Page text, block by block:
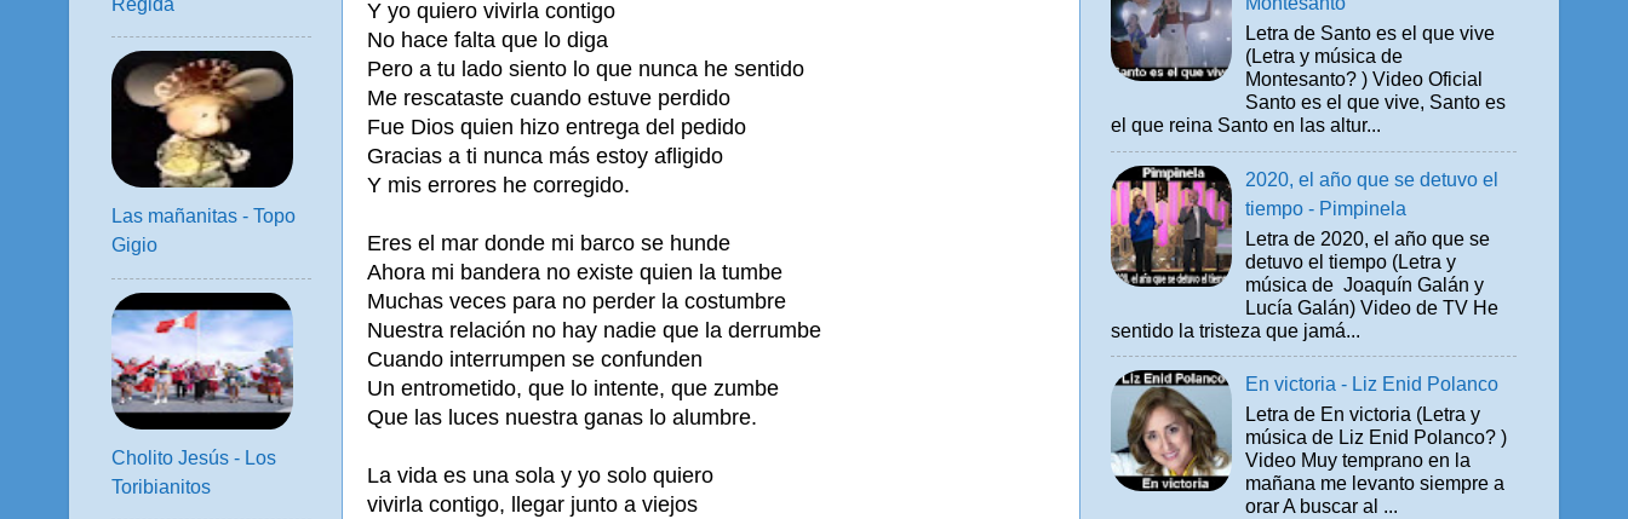
Y yo quiero vivirla contigo
No hace falta que lo diga
Pero a tu lado siento lo que nunca he sentido
Me rescataste cuando estuve perdido
Fue Dios quien hizo entrega del pedido
Gracias a ti nunca más estoy afligido
Y mis errores he corregido.
Eres el mar donde mi barco se hunde
Ahora mi bandera no existe quien la tumbe
Muchas veces para no perder la costumbre
Nuestra relación no hay nadie que la derrumbe
Cuando interrumpen se confunden
Un entrometido, que lo intente, que zumbe
Que las luces nuestra ganas lo alumbre.
La vida es una sola y yo solo quiero
vivirla contigo, llegar junto a viejos
Las mañanitas - Topo
Gigio
Cholito Jesús - Los
Toribianitos
Letra de Santo es el que vive
(Letra y música de
Montesanto? ) Video Oficial
Santo es el que vive, Santo es
el que reina Santo en las altur...
2020, el año que se detuvo el
tiempo - Pimpinela
Letra de 2020, el año que se
detuvo el tiempo (Letra y
música de Joaquín Galán y
Lucía Galán) Video de TV He
sentido la tristeza que jamá...
En victoria - Liz Enid Polanco
Letra de En victoria (Letra y
música de Liz Enid Polanco? )
Video Muy temprano en la
mañana me levanto siempre a
orar A buscar al ...